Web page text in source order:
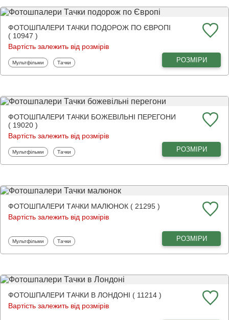
ФОТОШПАЛЕРИ ТАЧКИ ПОДОРОЖ ПО ЄВРОПІ
( 10947 )
Вартість залежить від розмірів
Фотошпалери
Мультфільми Фотошпалери
Тачки РОЗМІРИ
ФОТОШПАЛЕРИ ТАЧКИ БОЖЕВІЛЬНІ ПЕРЕГОНИ
( 19020 )
Вартість залежить від розмірів
Фотошпалери
Мультфільми Фотошпалери
Тачки РОЗМІРИ
ФОТОШПАЛЕРИ ТАЧКИ МАЛЮНОК ( 21295 )
Вартість залежить від розмірів
Фотошпалери
Мультфільми Фотошпалери
Тачки РОЗМІРИ
ФОТОШПАЛЕРИ ТАЧКИ В ЛОНДОНІ ( 11214 )
Вартість залежить від розмірів